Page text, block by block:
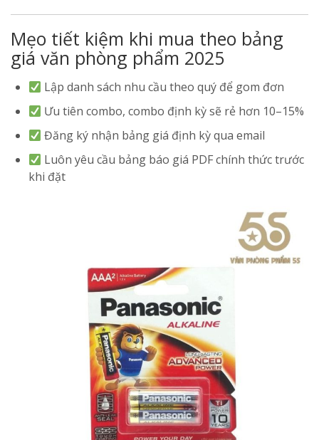
Mẹo tiết kiệm khi mua theo bảng
giá văn phòng phẩm 2025
Lập danh sách nhu cầu theo quý để gom đơn
Ưu tiên combo, combo định kỳ sẽ rẻ hơn 10–15%
Đăng ký nhận bảng giá định kỳ qua email
Luôn yêu cầu bảng báo giá PDF chính thức trước
khi đặt